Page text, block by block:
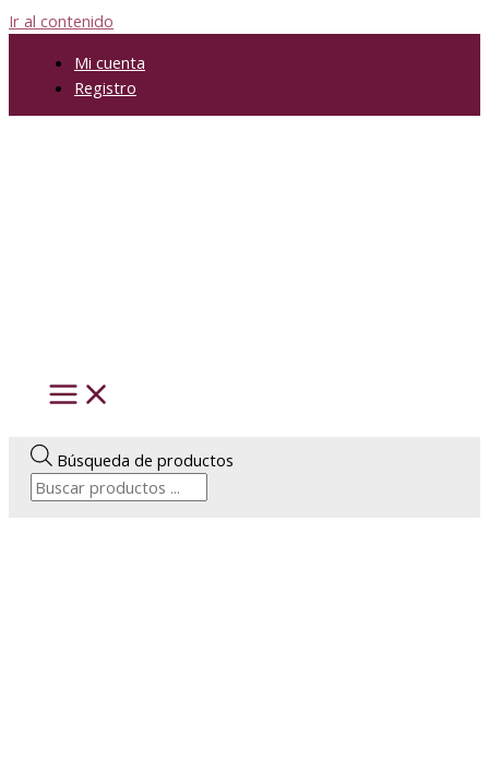
Ir al contenido
Mi cuenta
Registro
Búsqueda de productos